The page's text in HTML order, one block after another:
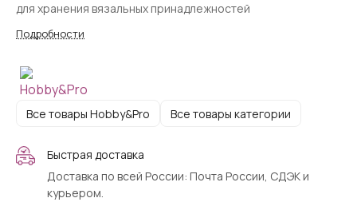
для хранения вязальных принадлежностей
Подробности
Все товары Hobby&Pro Все товары категории
Быстрая доставка
Доставка по всей России: Почта России, СДЭК и
курьером.